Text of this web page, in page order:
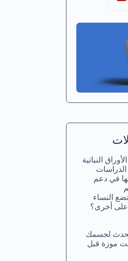
النباتية
الدراسات
في دعم
تضع النساء
على أخرى؟
يحدث لجسمك
موزة قبل